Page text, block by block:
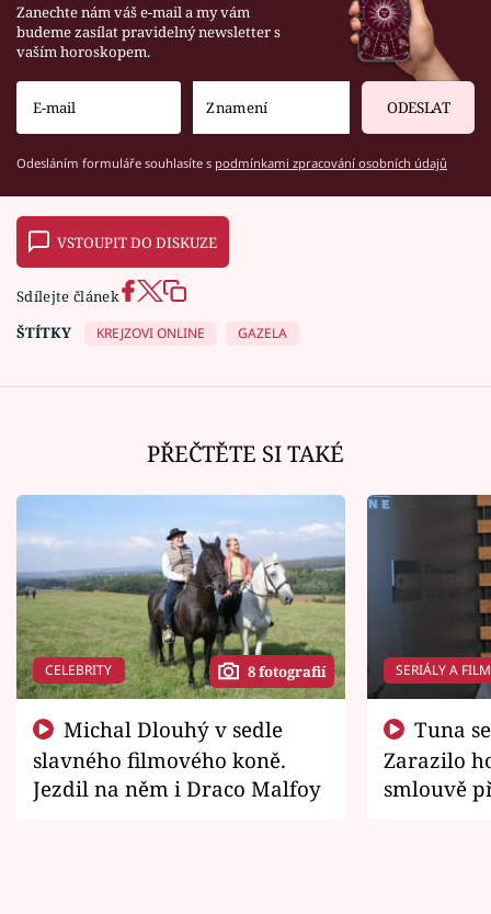
Zanechte nám váš e-mail a my vám
budeme zasílat pravidelný newsletter s
vaším horoskopem.
ODESLAT
Odesláním formuláře souhlasíte s podmínkami zpracování osobních údajů
VSTOUPIT DO DISKUZE
Sdílejte článek
ŠTÍTKY
KREJZOVI ONLINE GAZELA
PŘEČTĚTE SI TAKÉ
CELEBRITY 8 fotografií
slavného filmového koně.
Jezdil na něm i Draco Malfoy
SERIÁLY A
Zarazilo
smlouvě